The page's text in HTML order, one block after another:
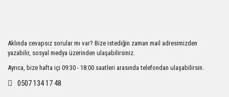
Ürün açıklamasında eksik bilgiler bulunuyor.
Ürün bilgilerinde hatalar bulunuyor.
Ürün fiyatı diğer sitelerden daha pahalı.
Aklında cevapsız sorular mı var? Bize istediğin zaman mail adresimizden
yazabilir, sosyal medya üzerinden ulaşabilirsiniz.
Ayrıca, bize hafta içi 09:30 - 18:00 saatleri arasında telefondan ulaşabilirsin.
0507 134 17 48